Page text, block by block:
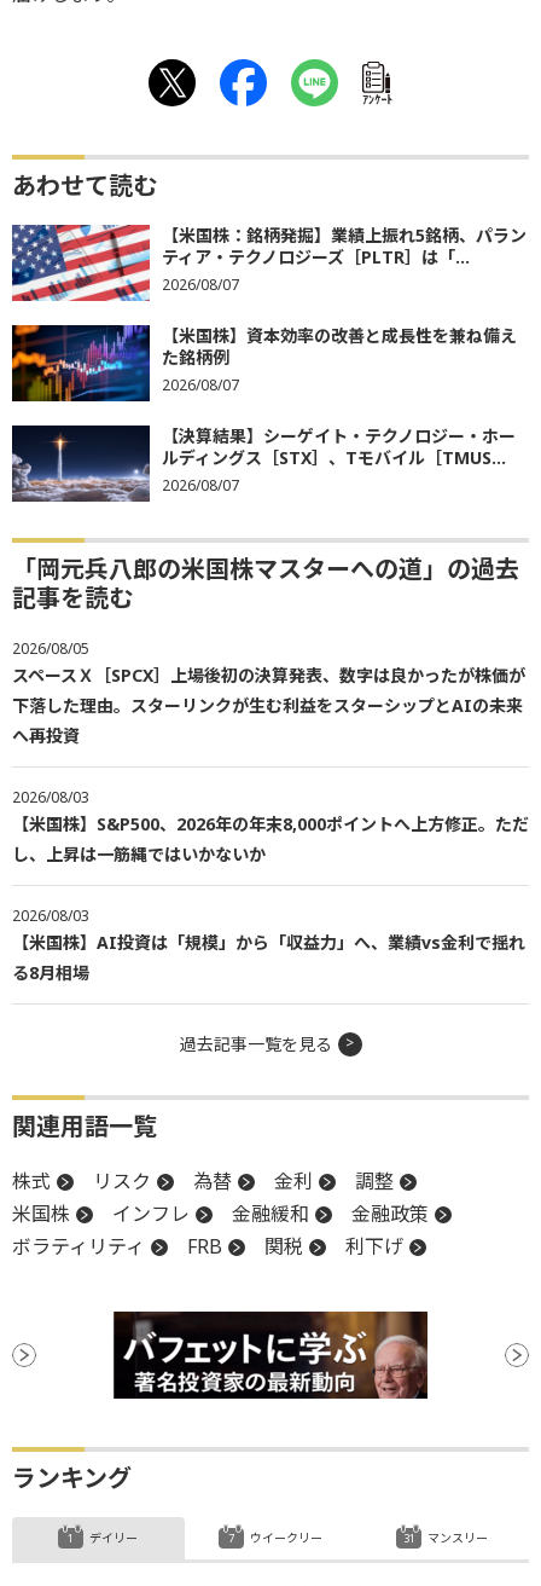
ｱﾝｹｰﾄ
あわせて読む
【米国株：銘柄発掘】業績上振れ5銘柄、パラン
ティア・テクノロジーズ［PLTR］は「...
2026/08/07
【米国株】資本効率の改善と成長性を兼ね備え
た銘柄例
2026/08/07
【決算結果】シーゲイト・テクノロジー・ホー
ルディングス［STX］、Tモバイル［TMUS...
2026/08/07
「岡元兵八郎の米国株マスターへの道」の過去
記事を読む
2026/08/05
スペースＸ［SPCX］上場後初の決算発表、数字は良かったが株価が
下落した理由。スターリンクが生む利益をスターシップとAIの未来
へ再投資
2026/08/03
【米国株】S&P500、2026年の年末8,000ポイントへ上方修正。ただ
し、上昇は一筋縄ではいかないか
2026/08/03
【米国株】AI投資は「規模」から「収益力」へ、業績vs金利で揺れ
る8月相場
過去記事一覧を見る
関連用語一覧
株式 リスク 為替 金利
調整
米国株
インフレ 金融緩和
金融政策
ボラティリティ
FRB 関税 利下げ
ランキング
デイリー ウイークリー マンスリー